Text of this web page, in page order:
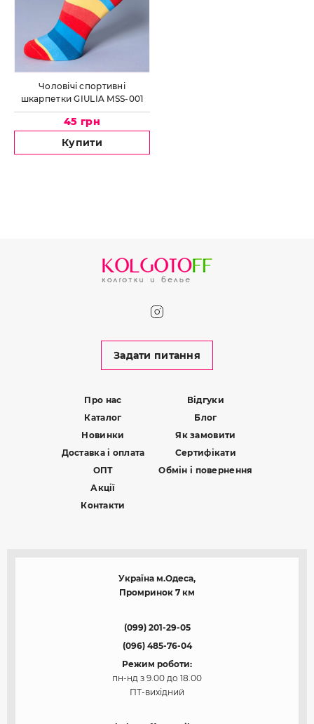
Чоловічі спортивні
шкарпетки GIULIA MSS-001
45 грн
Купити
Задати питання
Про нас
Каталог
Новинки
Доставка і оплата
ОПТ
Акції
Контакти
Відгуки
Блог
Як замовити
Сертифікати
Обмін і повернення
Україна м.Одеса,
Промринок 7 км
(099) 201-29-05
(096) 485-76-04
Режим роботи:
пн-нд з 9.00 до 18.00
ПТ-вихідний